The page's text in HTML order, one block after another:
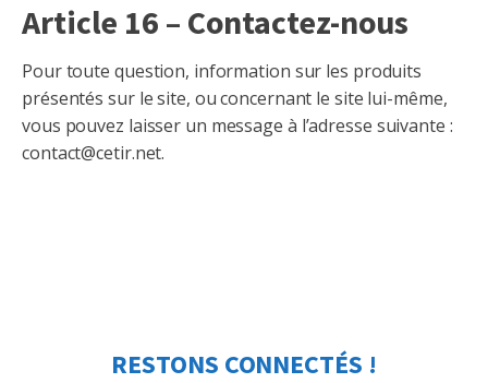
Article 16 – Contactez-nous
Pour toute question, information sur les produits
présentés sur le site, ou concernant le site lui-même,
vous pouvez laisser un message à l’adresse suivante :
contact@cetir.net.
RESTONS CONNECTÉS !